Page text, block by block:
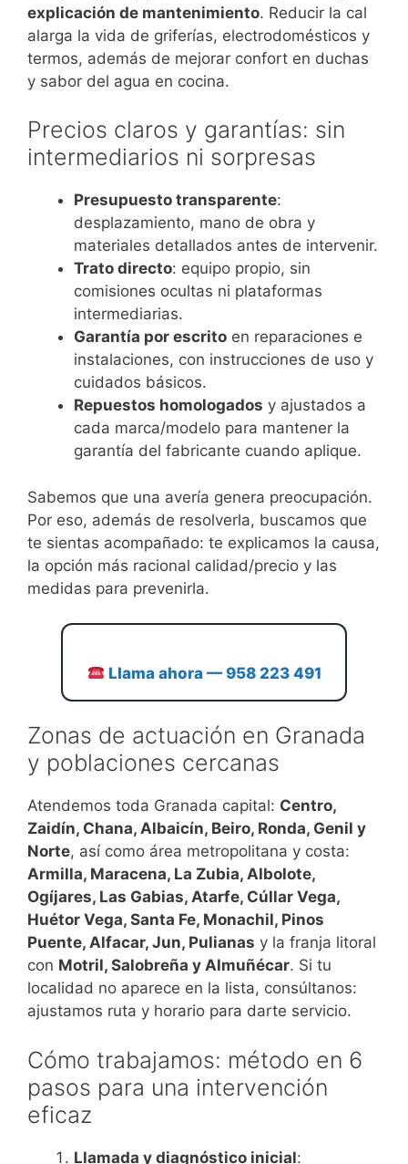
explicación de mantenimiento. Reducir la cal
alarga la vida de griferías, electrodomésticos y
termos, además de mejorar confort en duchas
y sabor del agua en cocina.
Precios claros y garantías: sin
intermediarios ni sorpresas
Presupuesto transparente:
desplazamiento, mano de obra y
materiales detallados antes de intervenir.
Trato directo: equipo propio, sin
comisiones ocultas ni plataformas
intermediarias.
Garantía por escrito en reparaciones e
instalaciones, con instrucciones de uso y
cuidados básicos.
Repuestos homologados y ajustados a
cada marca/modelo para mantener la
garantía del fabricante cuando aplique.
Sabemos que una avería genera preocupación.
Por eso, además de resolverla, buscamos que
te sientas acompañado: te explicamos la causa,
la opción más racional calidad/precio y las
medidas para prevenirla.
Llama ahora — 958 223 491
Zonas de actuación en Granada
y poblaciones cercanas
Atendemos toda Granada capital: Centro,
Zaidín, Chana, Albaicín, Beiro, Ronda, Genil y
Norte, así como área metropolitana y costa:
Armilla, Maracena, La Zubia, Albolote,
Ogíjares, Las Gabias, Atarfe, Cúllar Vega,
Huétor Vega, Santa Fe, Monachil, Pinos
Puente, Alfacar, Jun, Pulianas y la franja litoral
con Motril, Salobreña y Almuñécar. Si tu
localidad no aparece en la lista, consúltanos:
ajustamos ruta y horario para darte servicio.
Cómo trabajamos: método en 6
pasos para una intervención
eficaz
Llamada y diagnóstico inicial: